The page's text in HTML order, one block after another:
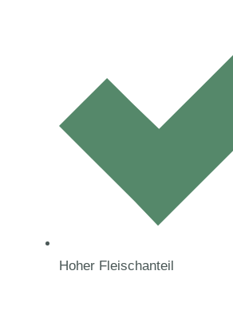
Hoher Fleischanteil